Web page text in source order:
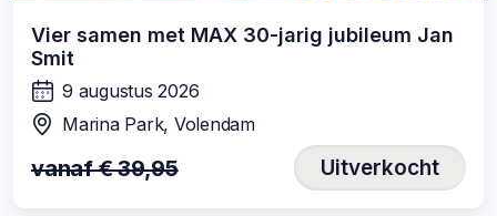
Vier samen met MAX 30-jarig jubileum Jan
Smit
wanneer:
9 augustus 2026
locatie:
Marina Park, Volendam
vanaf € 39,95 Uitverkocht